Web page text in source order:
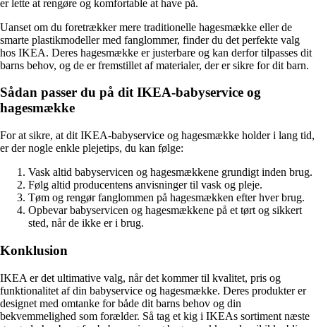
er lette at rengøre og komfortable at have på.
Uanset om du foretrækker mere traditionelle hagesmække eller de
smarte plastikmodeller med fanglommer, finder du det perfekte valg
hos IKEA. Deres hagesmække er justerbare og kan derfor tilpasses dit
barns behov, og de er fremstillet af materialer, der er sikre for dit barn.
Sådan passer du på dit IKEA-babyservice og
hagesmække
For at sikre, at dit IKEA-babyservice og hagesmække holder i lang tid,
er der nogle enkle plejetips, du kan følge:
Vask altid babyservicen og hagesmækkene grundigt inden brug.
Følg altid producentens anvisninger til vask og pleje.
Tøm og rengør fanglommen på hagesmækken efter hver brug.
Opbevar babyservicen og hagesmækkene på et tørt og sikkert
sted, når de ikke er i brug.
Konklusion
IKEA er det ultimative valg, når det kommer til kvalitet, pris og
funktionalitet af din babyservice og hagesmække. Deres produkter er
designet med omtanke for både dit barns behov og din
bekvemmelighed som forælder. Så tag et kig i IKEAs sortiment næste